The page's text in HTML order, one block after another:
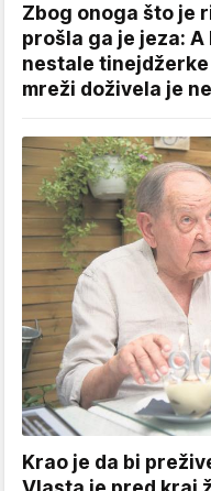
Zbog onoga što je
prošla ga je jeza:
nestale
mreži doživela je
Krao je da bi